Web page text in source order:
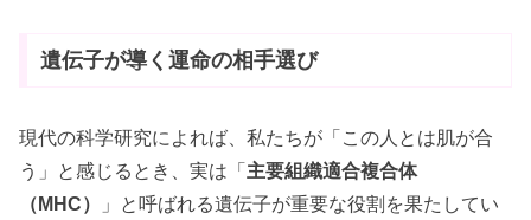
遺伝子が導く運命の相手選び
現代の科学研究によれば、私たちが「この人とは肌が合
う」と感じるとき、実は「 主要組織適合複合体
（MHC）
」と呼ばれる遺伝子が重要な役割を果たしてい